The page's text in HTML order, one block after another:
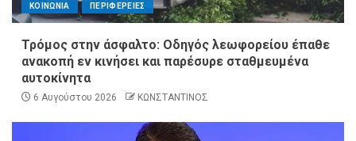
ΚΟΙΝΩΝΙΑ ΠΕΡΙΦΕΡΕΙΕΣ
Τρόμος στην άσφαλτο: Οδηγός λεωφορείου έπαθε
ανακοπή εν κινήσει και παρέσυρε σταθμευμένα
αυτοκίνητα
6 Αυγούστου 2026 ΚΩΝΣΤΑΝΤΙΝΟΣ